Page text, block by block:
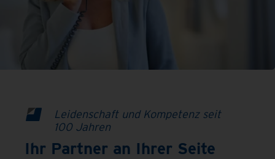
Leidenschaft und Kompetenz seit
100 Jahren
Ihr Partner an Ihrer Seite